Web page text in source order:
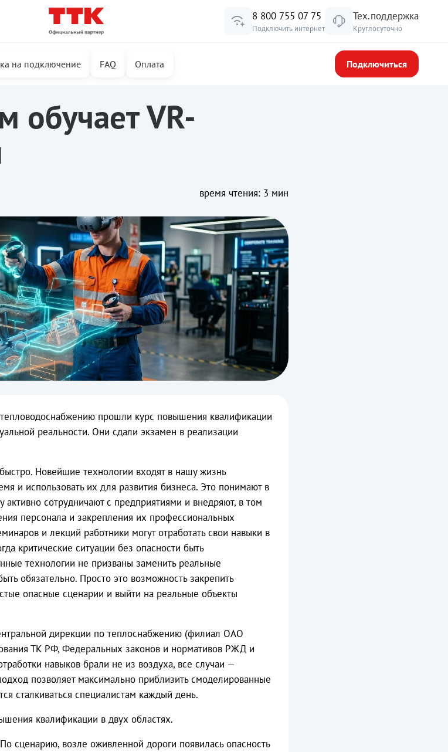
8 800 755 07 75
Подключить интернет
Тех.поддержка
Круглосуточно
на подключение FAQ Оплата Подключиться
обучает VR-
время чтения: 3 мин
прошли курс повышения квалификации
реальности. Они сдали экзамен в реализации
Новейшие технологии входят в нашу жизнь
и использовать их для развития бизнеса. Это понимают в
сотрудничают с предприятиями и внедряют, в том
персонала и закрепления их профессиональных
и лекций работники могут отработать свои навыки в
критические ситуации без опасности быть
технологии не призваны заменить реальные
обязательно. Просто это возможность закрепить
опасные сценарии и выйти на реальные объекты
дирекции по теплоснабжению (филиал ОАО
ТК РФ, Федеральных законов и нормативов РЖД и
навыков брали не из воздуха, все случаи —
позволяет максимально приблизить смоделированные
сталкиваться специалистам каждый день.
квалификации в двух областях.
сценарию, возле оживленной дороги появилась опасность